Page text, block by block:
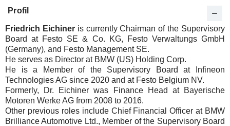
Profil
Friedrich Eichineris currently Chairman of the Supervisory
Board at Festo SE & Co. KG, Festo Verwaltungs GmbH
(Germany), and Festo Management SE.
He serves as Director at BMW (US) Holding Corp.
He is a Member of the Supervisory Board at Infineon
Technologies AG since 2020 and at Festo Belgium NV.
Formerly, Dr. Eichiner was Finance Head at Bayerische
Motoren Werke AG from 2008 to 2016.
Other previous roles include Chief Financial Officer at BMW
Brilliance Automotive Ltd., Member of the Supervisory Board